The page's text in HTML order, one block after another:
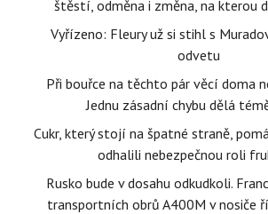
štěstí, odměna i změna, na kterou
Vyřízeno: Fleury už si stihl s
odvetu
Při bouřce na těchto pár věcí doma
Jednu zásadní chybu dělá
Cukr, který stojí na špatné straně,
odhalili nebezpečnou roli
Rusko bude v dosahu odkudkoli.
transportních obrů A400M v nosiče